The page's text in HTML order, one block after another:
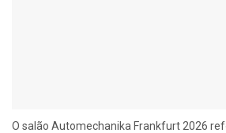
O salão Automechanika Frankfurt 2026